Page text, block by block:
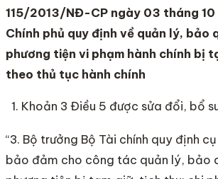
115/2013/NĐ-CP ngày 03 tháng 10
Chính phủ quy định về quản lý, bảo
phương tiện vi phạm hành chính bị
theo thủ tục hành chính
Khoản 3 Điều 5 được sửa đổi, bổ
“3. Bộ trưởng Bộ Tài chính quy định
bảo đảm cho công tác quản lý, bảo